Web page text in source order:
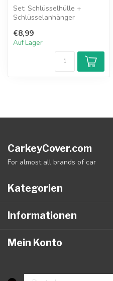
Set: Schlüsselhülle +
Schlüsselanhänger
€8,99
Auf Lager
CarkeyCover.com
For almost all brands of car
Kategorien
Informationen
Mein Konto